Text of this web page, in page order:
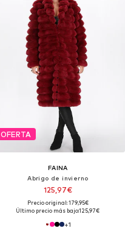
OFERTA
FAINA
Abrigo de invierno
125,97€
Precio original: 179,95€
Último precio más bajo:125,97€
+1